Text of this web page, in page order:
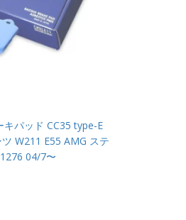
パッド CC35 type-E
W211 E55 AMG ステ
04/7〜